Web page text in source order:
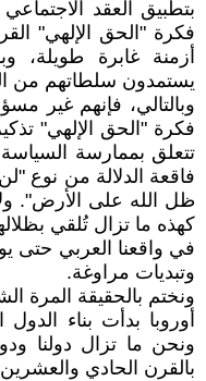
بتطبيق العقد
فكرة "الحق الإلهي"
أزمنة غابرة طويلة،
يستمدون سلطاتهم من
وبالتالي، فإنهم غير
فكرة "الحق الإلهي"
تتعلق بممارسة
فاقعة الدلالة من نوع
ظل الله على الأرض".
كهذه ما تزال تُلقي
في واقعنا العربي حتى
وتبديات مراوغة.
ونختم بالحقيقة المرة
أوروبا بدأت بناء
ونحن ما تزال دولنا
بالقرن الحادي